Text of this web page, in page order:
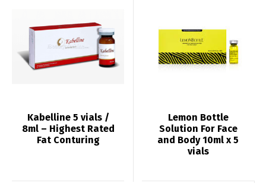
Kabelline 5 vials /
8ml – Highest Rated
Fat Conturing
Lemon Bottle
Solution For Face
and Body 10ml x 5
vials